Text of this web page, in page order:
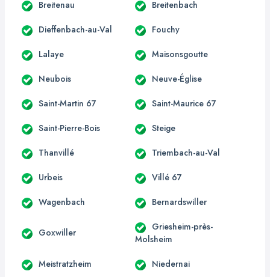
Breitenau Breitenbach
Dieffenbach-au-Val Fouchy
Lalaye Maisonsgoutte
Neubois Neuve-Église
Saint-Martin 67 Saint-Maurice 67
Saint-Pierre-Bois Steige
Thanvillé Triembach-au-Val
Urbeis Villé 67
Wagenbach Bernardswiller
Goxwiller
Griesheim-près-
Molsheim
Meistratzheim Niedernai